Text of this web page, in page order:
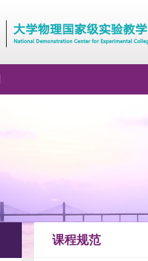
课程规范